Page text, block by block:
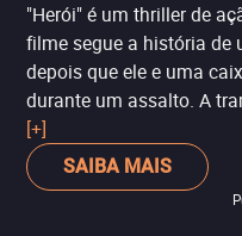
"Herói" é um thriller de
filme segue a história de
depois que ele e uma
durante um assalto. A
mantém o público na
filme. O elenco entrega
especialmente Cuba
[+]
SAIBA MAIS